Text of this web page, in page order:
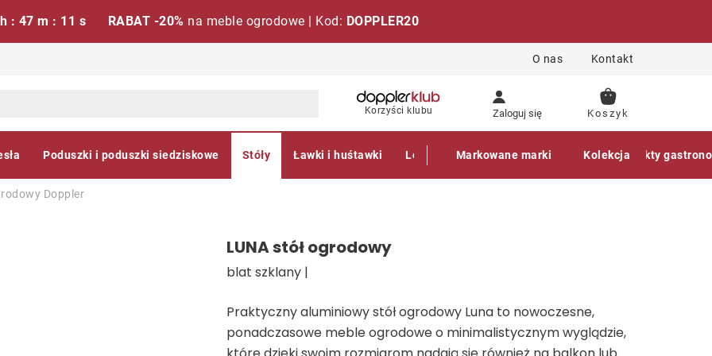
: 47 m : 10 s RABAT -20% na meble ogrodowe | Kod: DOPPLER20
O nas Kontakt
Korzyści klubu Zaloguj się KOSZYK
Poduszki i poduszki siedziskowe Stóły Ławki i huśtawki Leżaki Akcesoria Parasole Produkty
Markowane marki Kolekcja
Doppler
LUNA stół ogrodowy
blat szklany |
Praktyczny aluminiowy stół ogrodowy Luna to nowoczesne,
ponadczasowe meble ogrodowe o minimalistycznym wyglądzie,